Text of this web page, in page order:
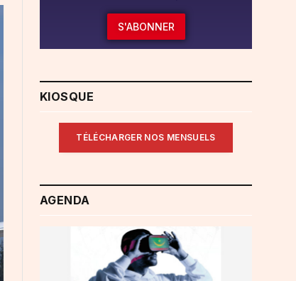
S'ABONNER
KIOSQUE
TÉLÉCHARGER NOS MENSUELS
AGENDA